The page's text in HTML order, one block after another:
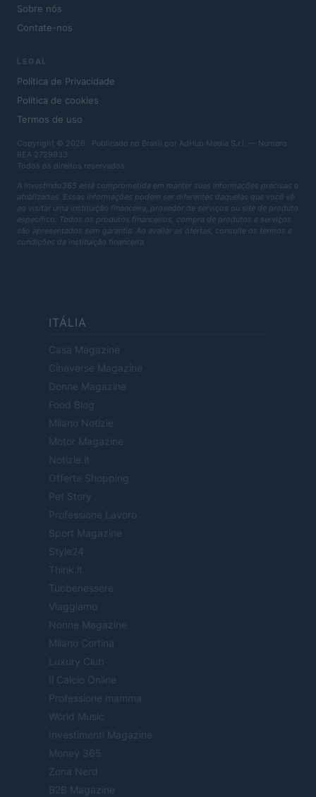
Sobre nós
Contate-nos
LEGAL
Política de Privacidade
Política de cookies
Termos de uso
Copyright © 2026 · Publicado no Brasil por AdHub Media S.r.l. — Número
REA 2729933
Todos os direitos reservados
A Investindo365 está comprometida em manter suas informações precisas e
atualizadas. Essas informações podem ser diferentes daquelas que você vê
ao visitar uma instituição financeira, provedor de serviços ou site de produto
específico. Todos os produtos financeiros, compra de produtos e serviços
são apresentados sem garantia. Ao avaliar as ofertas, consulte os termos e
condições da instituição financeira.
ITÁLIA
Casa Magazine
Cineverse Magazine
Donne Magazine
Food Blog
Milano Notizie
Motor Magazine
Notizie.it
Offerte Shopping
Pet Story
Professione Lavoro
Sport Magazine
Style24
Think.it
Tuobenessere
Viaggiamo
Nonne Magazine
Milano Cortina
Luxury Club
Il Calcio Online
Professione mamma
World Music
Investimenti Magazine
Money 365
Zona Nerd
B2B Magazine